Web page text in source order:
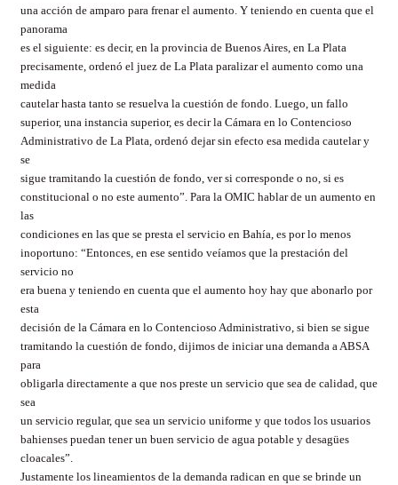
una acción de amparo para frenar el aumento. Y teniendo en cuenta que el
panorama
es el siguiente: es decir, en la provincia de Buenos Aires, en La Plata
precisamente, ordenó el juez de La Plata paralizar el aumento como una
medida
cautelar hasta tanto se resuelva la cuestión de fondo. Luego, un fallo
superior, una instancia superior, es decir la Cámara en lo Contencioso
Administrativo de La Plata, ordenó dejar sin efecto esa medida cautelar y
se
sigue tramitando la cuestión de fondo, ver si corresponde o no, si es
constitucional o no este aumento”. Para la OMIC hablar de un aumento en
las
condiciones en las que se presta el servicio en Bahía, es por lo menos
inoportuno: “Entonces, en ese sentido veíamos que la prestación del
servicio no
era buena y teniendo en cuenta que el aumento hoy hay que abonarlo por
esta
decisión de la Cámara en lo Contencioso Administrativo, si bien se sigue
tramitando la cuestión de fondo, dijimos de iniciar una demanda a ABSA
para
obligarla directamente a que nos preste un servicio que sea de calidad, que
sea
un servicio regular, que sea un servicio uniforme y que todos los usuarios
bahienses puedan tener un buen servicio de agua potable y desagües
cloacales”.
Justamente los lineamientos de la demanda radican en que se brinde un